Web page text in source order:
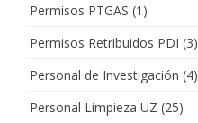
Permisos PTGAS (1)
Permisos Retribuidos PDI (3)
Personal de Investigación (4)
Personal Limpieza UZ (25)